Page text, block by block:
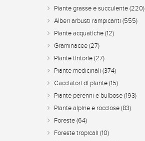
Piante grasse e succulente (220)
Alberi arbusti rampicanti (555)
Piante acquatiche (12)
Graminacee (27)
Piante tintorie (27)
Piante medicinali (374)
Cacciatori di piante (15)
Piante perenni e bulbose (193)
Piante alpine e rocciose (83)
Foreste (64)
Foreste tropicali (10)